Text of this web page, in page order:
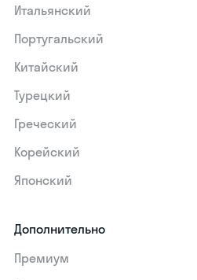
Итальянский
Португальский
Китайский
Турецкий
Греческий
Корейский
Японский
Дополнительно
Премиум